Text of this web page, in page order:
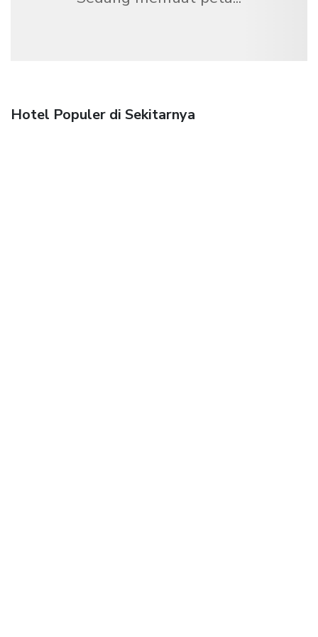
Hotel Populer di Sekitarnya